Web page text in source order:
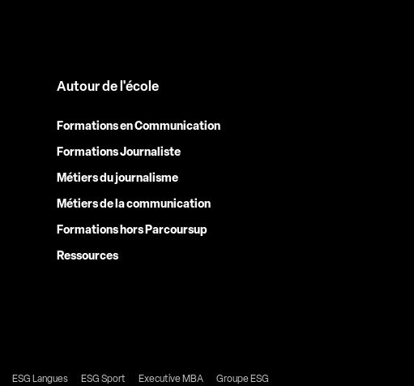
Autour de l'école
Formations en Communication
Formations Journaliste
Métiers du journalisme
Métiers de la communication
Formations hors Parcoursup
Ressources
ESG Langues ESG Sport Executive MBA Groupe ESG